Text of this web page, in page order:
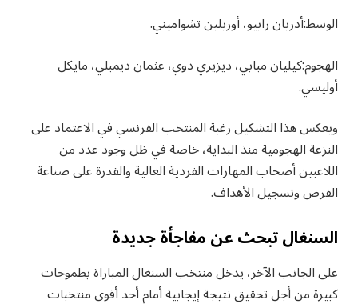
الوسط:أدريان رابيو، أوريلين تشواميني.
الهجوم:كيليان مبابي، ديزيري دوي، عثمان ديمبلي، مايكل
أوليسي.
ويعكس هذا التشكيل رغبة المنتخب الفرنسي في الاعتماد على
النزعة الهجومية منذ البداية، خاصة في ظل وجود عدد من
اللاعبين أصحاب المهارات الفردية العالية والقدرة على صناعة
الفرص وتسجيل الأهداف.
السنغال تبحث عن مفاجأة جديدة
على الجانب الآخر، يدخل منتخب السنغال المباراة بطموحات
كبيرة من أجل تحقيق نتيجة إيجابية أمام أحد أقوى منتخبات